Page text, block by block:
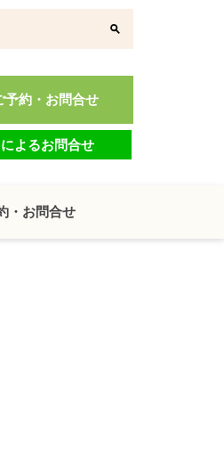
予約・お問合せ
によるお問合せ
・お問合せ